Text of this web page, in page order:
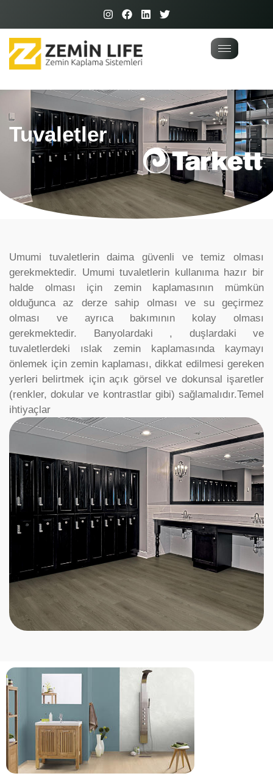
Tuvaletler
Umumi tuvaletlerin daima güvenli ve temiz olması
gerekmektedir. Umumi tuvaletlerin kullanıma hazır bir
halde olması için zemin kaplamasının mümkün
olduğunca az derze sahip olması ve su geçirmez
olması ve ayrıca bakımının kolay olması
gerekmektedir. Banyolardaki , duşlardaki ve
tuvaletlerdeki ıslak zemin kaplamasında kaymayı
önlemek için zemin kaplaması, dikkat edilmesi gereken
yerleri belirtmek için açık görsel ve dokunsal işaretler
(renkler, dokular ve kontrastlar gibi) sağlamalıdır.Temel
ihtiyaçlar